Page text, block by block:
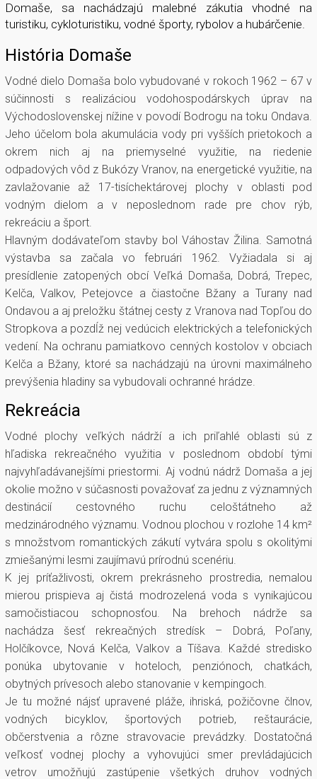
Domaše, sa nachádzajú malebné zákutia vhodné na
turistiku, cykloturistiku, vodné športy, rybolov a hubárčenie.
História Domaše
Vodné dielo Domaša bolo vybudované v rokoch 1962 – 67 v
súčinnosti s realizáciou vodohospodárskych úprav na
Východoslovenskej nížine v povodí Bodrogu na toku Ondava.
Jeho účelom bola akumulácia vody pri vyšších prietokoch a
okrem nich aj na priemyselné využitie, na riedenie
odpadových vôd z Bukózy Vranov, na energetické využitie, na
zavlažovanie až 17-tisíchektárovej plochy v oblasti pod
vodným dielom a v neposlednom rade pre chov rýb,
rekreáciu a šport.
Hlavným dodávateľom stavby bol Váhostav Žilina. Samotná
výstavba sa začala vo februári 1962. Vyžiadala si aj
presídlenie zatopených obcí Veľká Domaša, Dobrá, Trepec,
Kelča, Valkov, Petejovce a čiastočne Bžany a Turany nad
Ondavou a aj preložku štátnej cesty z Vranova nad Topľou do
Stropkova a pozdĺž nej vedúcich elektrických a telefonických
vedení. Na ochranu pamiatkovo cenných kostolov v obciach
Kelča a Bžany, ktoré sa nachádzajú na úrovni maximálneho
prevýšenia hladiny sa vybudovali ochranné hrádze.
Rekreácia
Vodné plochy veľkých nádrží a ich priľahlé oblasti sú z
hľadiska rekreačného využitia v poslednom období tými
najvyhľadávanejšími priestormi. Aj vodnú nádrž Domaša a jej
okolie možno v súčasnosti považovať za jednu z významných
destinácií cestovného ruchu celoštátneho až
medzinárodného významu. Vodnou plochou v rozlohe 14 km²
s množstvom romantických zákutí vytvára spolu s okolitými
zmiešanými lesmi zaujímavú prírodnú scenériu.
K jej príťažlivosti, okrem prekrásneho prostredia, nemalou
mierou prispieva aj čistá modrozelená voda s vynikajúcou
samočistiacou schopnosťou. Na brehoch nádrže sa
nachádza šesť rekreačných stredísk – Dobrá, Poľany,
Holčíkovce, Nová Kelča, Valkov a Tíšava. Každé stredisko
ponúka ubytovanie v hoteloch, penziónoch, chatkách,
obytných prívesoch alebo stanovanie v kempingoch.
Je tu možné nájsť upravené pláže, ihriská, požičovne člnov,
vodných bicyklov, športových potrieb, reštaurácie,
občerstvenia a rôzne stravovacie prevádzky. Dostatočná
veľkosť vodnej plochy a vyhovujúci smer prevládajúcich
vetrov umožňujú zastúpenie všetkých druhov vodných